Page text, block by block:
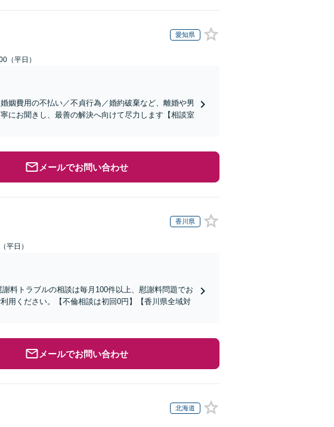
愛知県
（平日）
姻費用の不払い／不貞行為／婚約破棄など、離婚や男
にお聞きし、最善の解決へ向けて尽力します【相談室
メールでお問い合わせ
香川県
平日）
料トラブルの相談は毎月100件以上、慰謝料問題でお
用ください。【不倫相談は初回0円】【香川県全域対
メールでお問い合わせ
北海道